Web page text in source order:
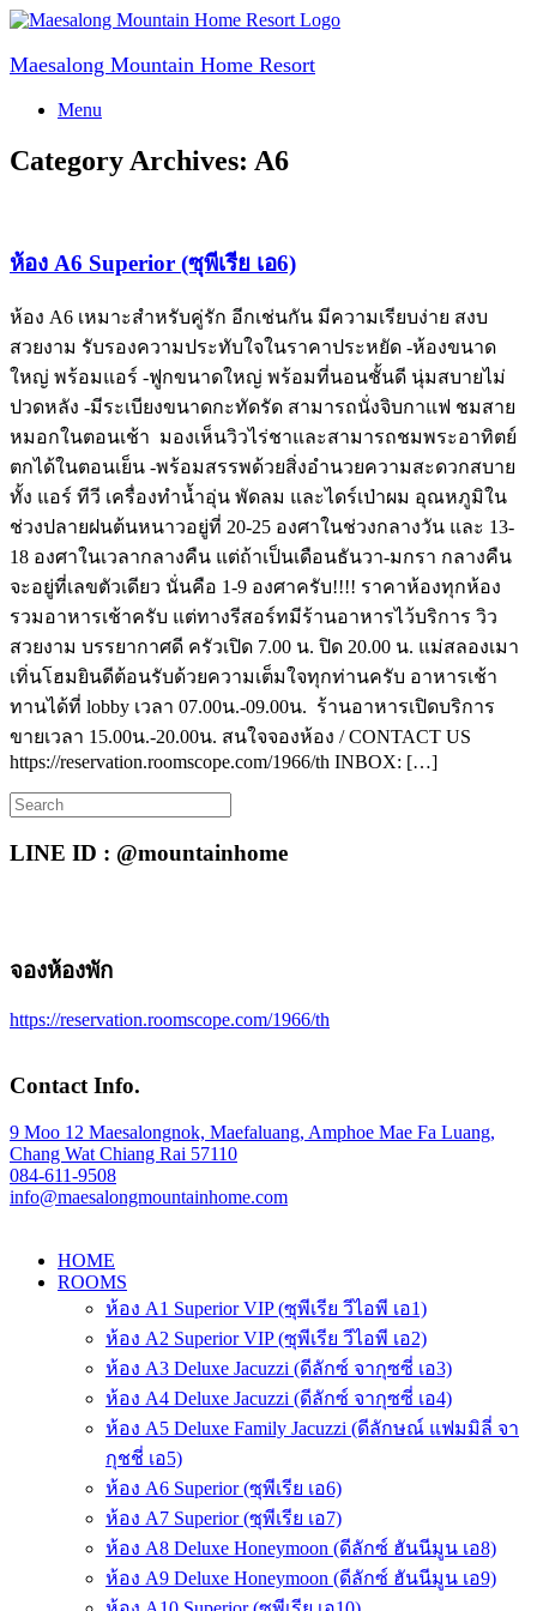
Skip
content
Maesalong Mountain Home Resort
Menu
Category Archives: A6
ห้อง A6 Superior (ซุพีเรีย เอ6)
ห้อง A6 เหมาะสำหรับคู่รัก อีกเช่นกัน มีความเรียบง่าย สงบ
สวยงาม รับรองความประทับใจในราคาประหยัด -ห้องขนาด
ใหญ่ พร้อมแอร์ -ฟูกขนาดใหญ่ พร้อมที่นอนชั้นดี นุ่มสบายไม่
ปวดหลัง -มีระเบียงขนาดกะทัดรัด สามารถนั่งจิบกาแฟ ชมสาย
หมอกในตอนเช้า มองเห็นวิวไร่ชาและสามารถชมพระอาทิตย์
ตกได้ในตอนเย็น -พร้อมสรรพด้วยสิ่งอำนวยความสะดวกสบาย
ทั้ง แอร์ ทีวี เครื่องทำน้ำอุ่น พัดลม และไดร์เป่าผม อุณหภูมิใน
ช่วงปลายฝนต้นหนาวอยู่ที่ 20-25 องศาในช่วงกลางวัน และ 13-
18 องศาในเวลากลางคืน แต่ถ้าเป็นเดือนธันวา-มกรา กลางคืน
จะอยู่ที่เลขตัวเดียว นั่นคือ 1-9 องศาครับ!!!! ราคาห้องทุกห้อง
รวมอาหารเช้าครับ แต่ทางรีสอร์ทมีร้านอาหารไว้บริการ วิว
สวยงาม บรรยากาศดี ครัวเปิด 7.00 น. ปิด 20.00 น. แม่สลองเมา
เทิ่นโฮมยินดีต้อนรับด้วยความเต็มใจทุกท่านครับ อาหารเช้า
ทานได้ที่ lobby เวลา 07.00น.-09.00น. ร้านอาหารเปิดบริการ
ขายเวลา 15.00น.-20.00น. สนใจจองห้อง / CONTACT US
https://reservation.roomscope.com/1966/th INBOX: […]
Search
for:
LINE ID : @mountainhome
จองห้องพัก
https://reservation.roomscope.com/1966/th
Contact Info.
9 Moo 12 Maesalongnok, Maefaluang, Amphoe Mae Fa Luang,
Chang Wat Chiang Rai 57110
084-611-9508
info@maesalongmountainhome.com
HOME
ROOMS
ห้อง A1 Superior VIP (ซุพีเรีย วีไอพี เอ1)
ห้อง A2 Superior VIP (ซุพีเรีย วีไอพี เอ2)
ห้อง A3 Deluxe Jacuzzi (ดีลักซ์ จากุซซี่ เอ3)
ห้อง A4 Deluxe Jacuzzi (ดีลักซ์ จากุซซี่ เอ4)
ห้อง A5 Deluxe Family Jacuzzi (ดีลักษณ์ แฟมมิลี่ จา
กุชชี่ เอ5)
ห้อง A6 Superior (ซุพีเรีย เอ6)
ห้อง A7 Superior (ซุพีเรีย เอ7)
ห้อง A8 Deluxe Honeymoon (ดีลักซ์ ฮันนีมูน เอ8)
ห้อง A9 Deluxe Honeymoon (ดีลักซ์ ฮันนีมูน เอ9)